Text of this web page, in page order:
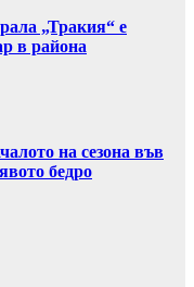
„Тракия“ е
в района
на сезона във
бедро